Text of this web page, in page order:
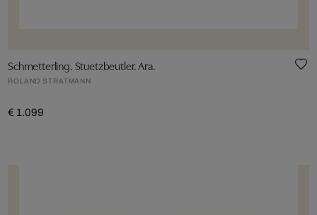
Schmetterling. Stuetzbeutler. Ara.
ROLAND STRATMANN
€ 1.099